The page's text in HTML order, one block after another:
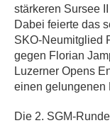
stärkeren Sursee
Dabei feierte das
SKO-Neumitglied
gegen Florian
Luzerner Opens
einen gelungenen
Die 2. SGM-